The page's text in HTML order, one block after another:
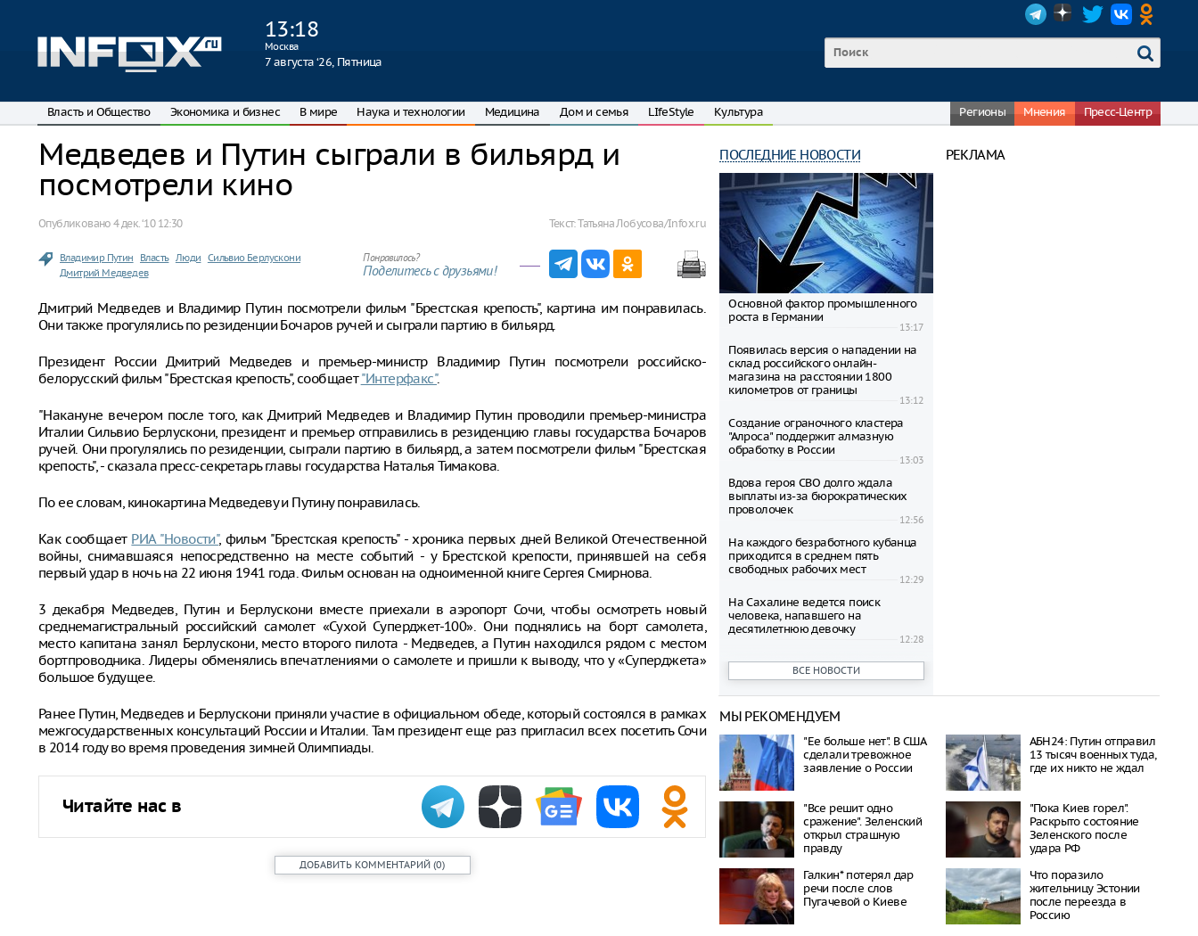
13:18
Москва
7 августа ‘26, Пятница
Власть и Общество Экономика и бизнес В мире Наука и технологии Медицина Дом и семья LIfeStyle Культура Регионы Мнения Пресс-Центр
Медведев и Путин сыграли в бильярд и
посмотрели кино
Опубликовано4 дек. ‘10 12:30 Текст:Татьяна Лобусова/Infox.ru
Владимир Путин Власть Люди Сильвио Берлускони
Дмитрий Медведев
Понравилось?
Поделитесь с друзьями!
Дмитрий Медведев и Владимир Путин посмотрели фильм "Брестская крепость", картина им понравилась.
Они также прогулялись по резиденции Бочаров ручей и сыграли партию в бильярд.
Президент России Дмитрий Медведев и премьер-министр Владимир Путин посмотрели российско-
белорусский фильм "Брестская крепость", сообщает"Интерфакс".
"Накануне вечером после того, как Дмитрий Медведев и Владимир Путин проводили премьер-министра
Италии Сильвио Берлускони, президент и премьер отправились в резиденцию главы государства Бочаров
ручей. Они прогулялись по резиденции, сыграли партию в бильярд, а затем посмотрели фильм "Брестская
крепость", - сказала пресс-секретарь главы государства Наталья Тимакова.
По ее словам, кинокартина Медведеву и Путину понравилась.
Как сообщает РИА "Новости", фильм "Брестская крепость" - хроника первых дней Великой Отечественной
войны, снимавшаяся непосредственно на месте событий - у Брестской крепости, принявшей на себя
первый удар в ночь на 22 июня 1941 года. Фильм основан на одноименной книге Сергея Смирнова.
3 декабря Медведев, Путин и Берлускони вместе приехали в аэропорт Сочи, чтобы осмотреть новый
среднемагистральный российский самолет «Сухой Суперджет-100». Они поднялись на борт самолета,
место капитана занял Берлускони, место второго пилота - Медведев, а Путин находился рядом с местом
бортпроводника. Лидеры обменялись впечатлениями о самолете и пришли к выводу, что у «Суперджета»
большое будущее.
Ранее Путин, Медведев и Берлускони приняли участие в официальном обеде, который состоялся в рамках
межгосударственных консультаций России и Италии. Там президент еще раз пригласил всех посетить Сочи
в 2014 году во время проведения зимней Олимпиады.
Читайте нас в
ДОБАВИТЬ КОММЕНТАРИЙ (0)
ПОСЛЕДНИЕ НОВОСТИ
Основной фактор промышленного
роста в Германии
13:17
Появилась версия о нападении на
склад российского онлайн-
магазина на расстоянии 1800
километров от границы
13:12
Создание ограночного кластера
"Алроса" поддержит алмазную
обработку в России
13:03
Вдова героя СВО долго ждала
выплаты из-за бюрократических
проволочек
12:56
На каждого безработного кубанца
приходится в среднем пять
свободных рабочих мест
12:29
На Сахалине ведется поиск
человека, напавшего на
десятилетнюю девочку
12:28
Космонавт Юрчихин выразил своё
негативное мнение о фильме
12:26
Новороссийцы жалуются на
недоступность некоторых убежищ
из перечня мэрии
12:21
Раскрыты источники атаки на склад
Wildberries в Екатеринбурге с
использованием БПЛА
12:18
В Оренбурге девушка, находясь в
состоянии алкогольного
опьянения, упала с 12-го этажа и
получила травмы
Психолог Екатерина Клопотова
прокомментировала воздействие
ВСЕ НОВОСТИ
РЕКЛАМА
МЫ РЕКОМЕНДУЕМ
"Ее больше нет". В США
сделали тревожное
заявление о России
АБН24: Путин отправил
13 тысяч военных туда,
где их никто не ждал
"Все решит одно
сражение". Зеленский
открыл страшную
правду
"Пока Киев горел".
Раскрыто состояние
Зеленского после
удара РФ
Галкин* потерял дар
речи после слов
Пугачевой о Киеве
Что поразило
жительницу Эстонии
после переезда в
Россию